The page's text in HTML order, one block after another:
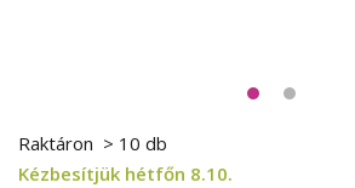
Raktáron > 10 db
Kézbesítjük hétfőn 8.10.